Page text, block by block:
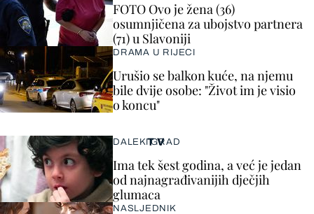
FOTO Ovo je žena (36)
osumnjičena za ubojstvo partnera
(71) u Slavoniji
DRAMA U RIJECI
Urušio se balkon kuće, na njemu
bile dvije osobe: "Život im je visio
o koncu"
TV
DALEKI GRAD
Ima tek šest godina, a već je jedan
od najnagrađivanijih dječjih
glumaca
NASLJEDNIK